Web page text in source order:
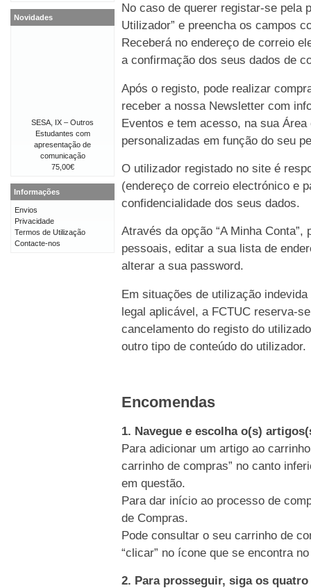
No caso de querer registar-se pela
Utilizador” e preencha os campos
Receberá no endereço de correio
a confirmação dos seus dados de
Após o registo, pode realizar
receber a nossa Newsletter com
Eventos e tem acesso, na sua
personalizadas em função do seu
O utilizador registado no site é
(endereço de correio electrónico e
confidencialidade dos seus dados.
Através da opção “A Minha
pessoais, editar a sua lista de
alterar a sua password.
Em situações de utilização
legal aplicável, a FCTUC reserva-
cancelamento do registo do
outro tipo de conteúdo do utilizador.
Encomendas
1. Navegue e escolha o(s)
Para adicionar um artigo ao
carrinho de compras” no canto
em questão.
Para dar início ao processo de
de Compras.
Pode consultar o seu carrinho de
“clicar” no ícone que se encontra
2. Para prosseguir, siga os
Novidades
SESA, IX – Outros
Estudantes com
apresentação de
comunicação
75,00€
Informações
Envios
Privacidade
Termos de Utilização
Contacte-nos